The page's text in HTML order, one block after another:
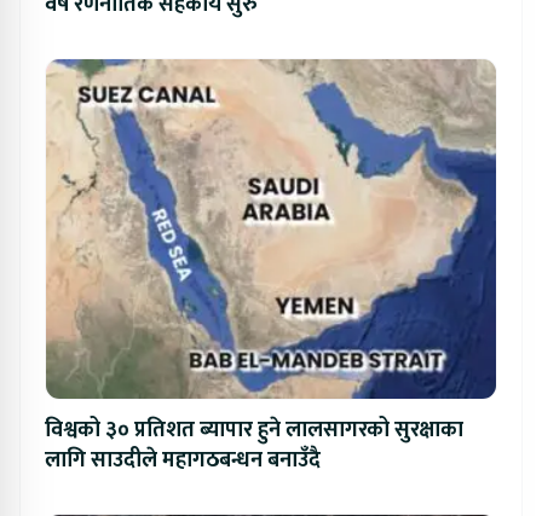
विश्वको ३० प्रतिशत ब्यापार हुने लालसागरको सुरक्षाका
लागि साउदीले महागठबन्धन बनाउँदै